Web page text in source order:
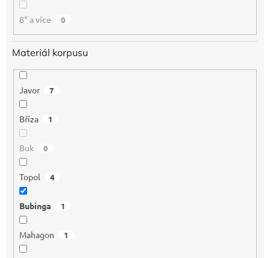
8“ a více 0
Materiál korpusu
Javor 7
Bříza 1
Buk 0
Topol 4
Bubinga 1
Mahagon 1